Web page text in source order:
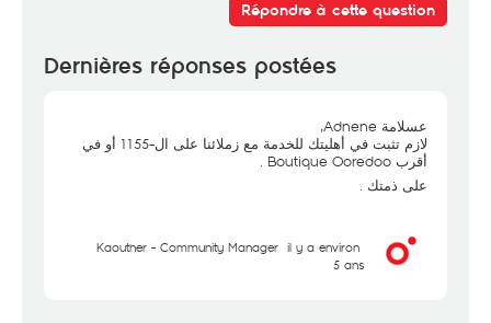
Répondre à cette question
Dernières réponses postées
عسلامة Adnene,
لازم تثبت في أهليتك للخدمة مع زملائنا على ال-1155 أو في
أقرب Boutique Ooredoo .
على ذمتك .
Kaouther - Community Manager il y a environ
5 ans